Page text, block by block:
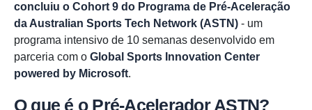
concluiu o Cohort 9 do Programa de Pré-Aceleração
da Australian Sports Tech Network (ASTN) - um
programa intensivo de 10 semanas desenvolvido em
parceria com o Global Sports Innovation Center
powered by Microsoft.
O que é o Pré-Acelerador ASTN?